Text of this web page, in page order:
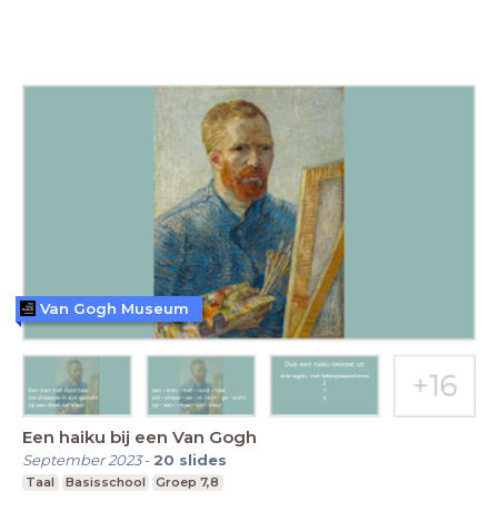
Een haiku bij een Van Gogh
September 2023- 20 slides
Taal Basisschool Groep 7,8
Van Gogh Museum